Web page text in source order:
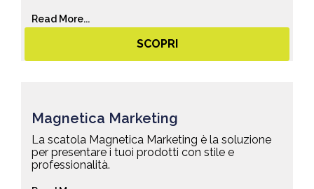
Read More...
SCOPRI
Magnetica Marketing
La scatola Magnetica Marketing è la soluzione
per presentare i tuoi prodotti con stile e
professionalità.